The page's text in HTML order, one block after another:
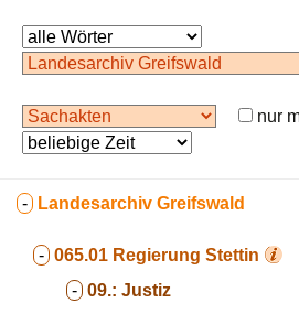
nur
- Landesarchiv Greifswald
- 065.01 Regierung Stettin
- 09.: Justiz